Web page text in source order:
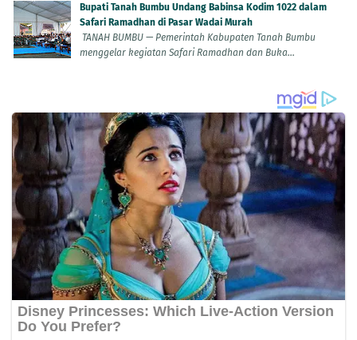
Bupati Tanah Bumbu Undang Babinsa Kodim 1022 dalam
Safari Ramadhan di Pasar Wadai Murah
TANAH BUMBU — Pemerintah Kabupaten Tanah Bumbu
menggelar kegiatan Safari Ramadhan dan Buka...